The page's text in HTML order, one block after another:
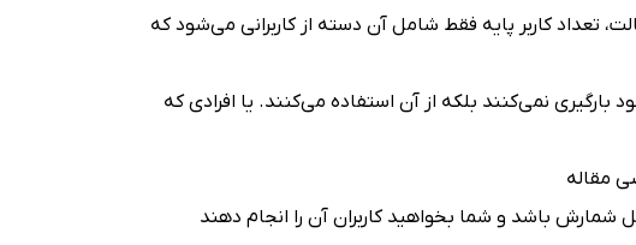
تعداد کاربر پایه فقط شامل آن دسته از کاربرانی می‌شود که
بارگیری نمی‌کنند بلکه از آن استفاده می‌کنند. یا افرادی که
مقاله
شمارش باشد و شما بخواهید کاربران آن را انجام دهند